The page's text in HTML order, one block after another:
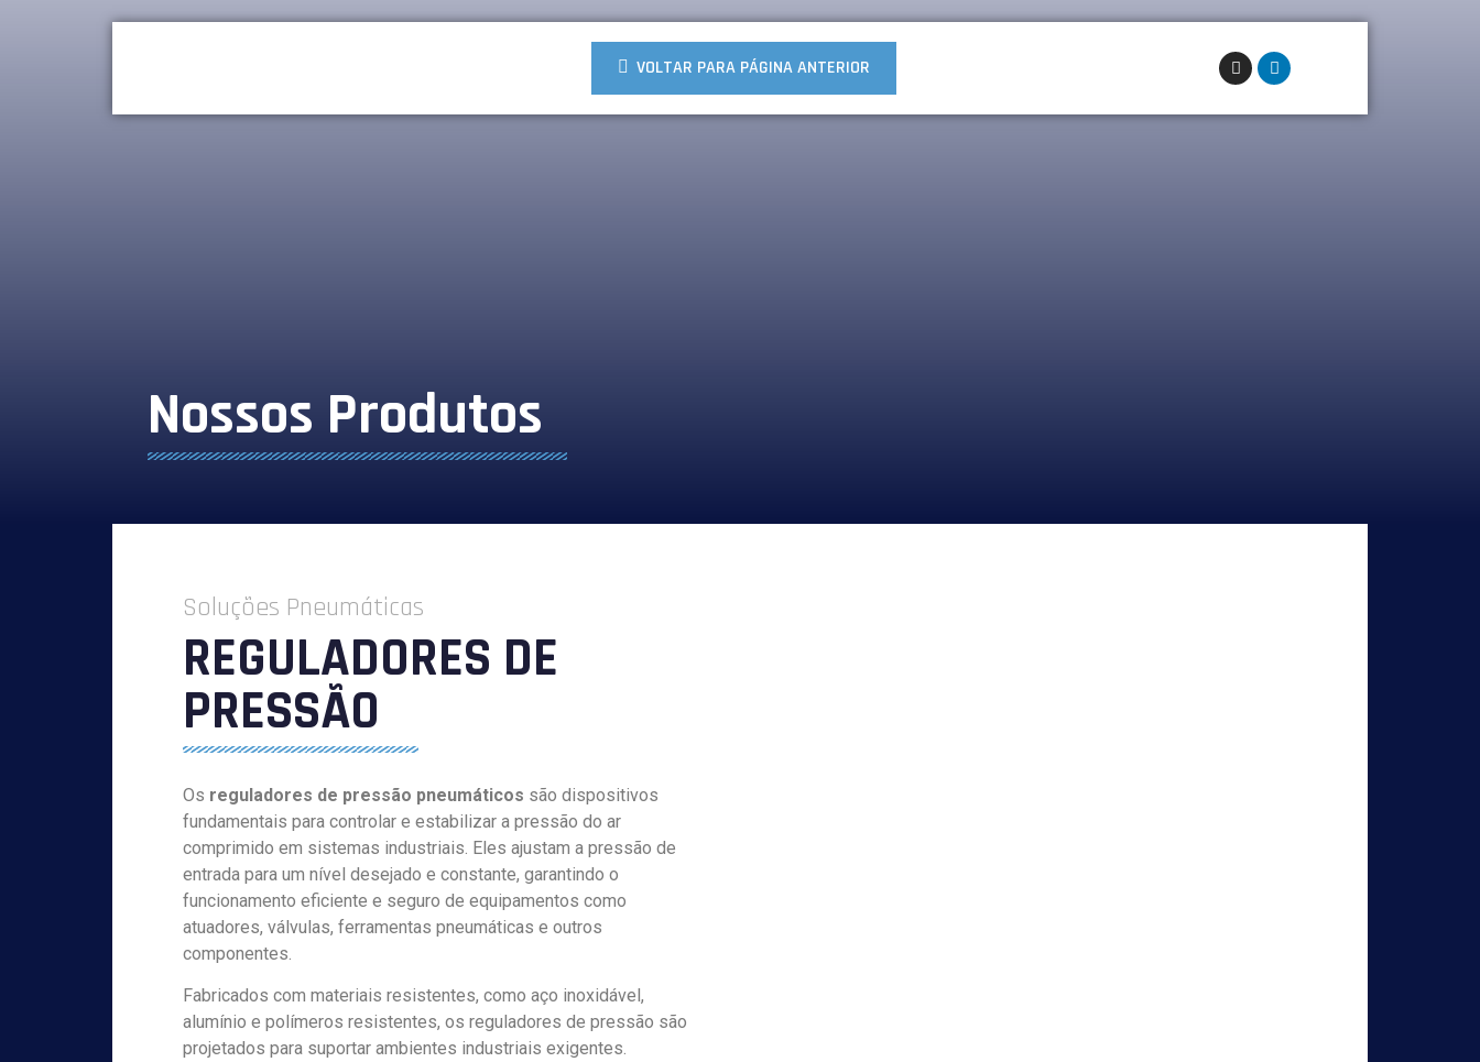
VOLTAR PARA PÁGINA ANTERIOR
Nossos Produtos
Soluções Pneumáticas
REGULADORES DE
PRESSÃO
Os reguladores de pressão pneumáticos são dispositivos
fundamentais para controlar e estabilizar a pressão do ar
comprimido em sistemas industriais. Eles ajustam a pressão de
entrada para um nível desejado e constante, garantindo o
funcionamento eficiente e seguro de equipamentos como
atuadores, válvulas, ferramentas pneumáticas e outros
componentes.
Fabricados com materiais resistentes, como aço inoxidável,
alumínio e polímeros resistentes, os reguladores de pressão são
projetados para suportar ambientes industriais exigentes.